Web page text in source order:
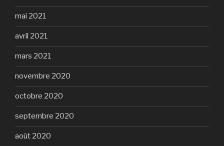
mai 2021
avril 2021
mars 2021
novembre 2020
octobre 2020
septembre 2020
août 2020